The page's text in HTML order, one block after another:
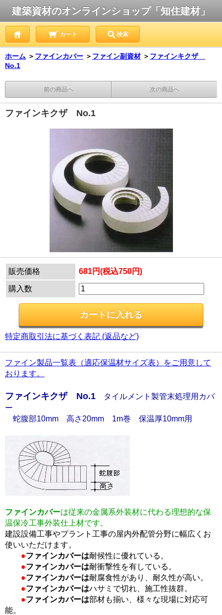
建築資材のオンラインショップ「知住建材」
カート 検索
ホーム ＞ ファインカバー ＞ ファイン副資材 ＞ ファインキクザ
No.1
前の商品へ 次の商品へ
ファインキクザ No.1
販売価格 681円(税込750円)
購入数
特定商取引法に基づく表記 (返品など)
ファイン製品一覧表（適応保温材サイズ表）をご用意して
おります。
ファインキクザ No.1 タイルメント製管末処理用カバ
ー
蛇腹部10mm 高さ20mm 1m巻 保温厚10mm用
ファインカバーは従来の金属系外装材に代わる理想的な保
温保冷工事外装仕上材です。
建設設備工事やプラント工事の屋内外配管分野に幅広くお
使いいただけます。
●ファインカバーは耐候性に優れている。
●ファインカバーは耐衝撃性を有している。
●ファインカバーは耐腐食性があり、耐久性が高い。
●ファインカバーはハサミで切れ、施工性抜群。
●ファインカバーは部材も揃い、様々な現場に対応可
能。